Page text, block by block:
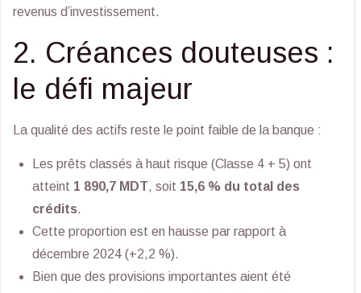
revenus d’investissement.
2. Créances douteuses :
le défi majeur
La qualité des actifs reste le point faible de la banque :
Les prêts classés à haut risque (Classe 4 + 5) ont
atteint 1 890,7 MDT, soit 15,6 % du total des
crédits.
Cette proportion est en hausse par rapport à
décembre 2024 (+2,2 %).
Bien que des provisions importantes aient été